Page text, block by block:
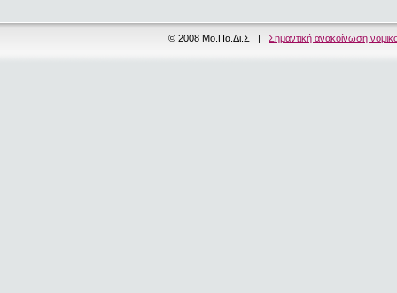
© 2008 Μο.Πα.Δι.Σ | Σημαντική ανακοίνωση